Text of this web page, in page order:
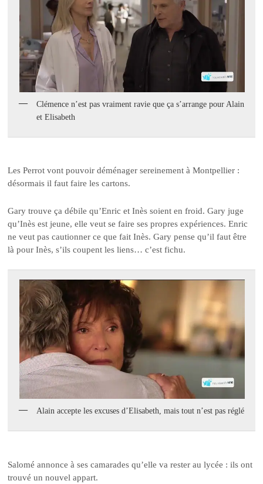
Clémence n’est pas vraiment ravie que ça s’arrange pour Alain
et Elisabeth
Les Perrot vont pouvoir déménager sereinement à Montpellier :
désormais il faut faire les cartons.
Gary trouve ça débile qu’Enric et Inès soient en froid. Gary juge
qu’Inès est jeune, elle veut se faire ses propres expériences. Enric
ne veut pas cautionner ce que fait Inès. Gary pense qu’il faut être
là pour Inès, s’ils coupent les liens… c’est fichu.
Alain accepte les excuses d’Elisabeth, mais tout n’est pas réglé
Salomé annonce à ses camarades qu’elle va rester au lycée : ils ont
trouvé un nouvel appart.